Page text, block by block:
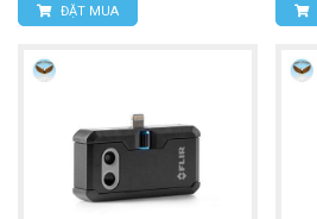
ĐẶT MUA